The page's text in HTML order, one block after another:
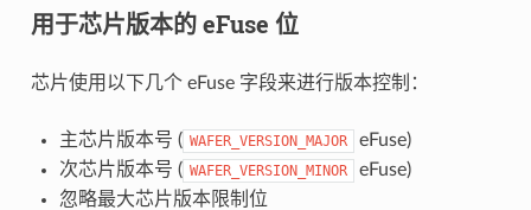
用于芯片版本的 eFuse 位
芯片使用以下几个 eFuse 字段来进行版本控制：
主芯片版本号 ( WAFER_VERSION_MAJOR
eFuse)
次芯片版本号 ( WAFER_VERSION_MINOR
eFuse)
忽略最大芯片版本限制位